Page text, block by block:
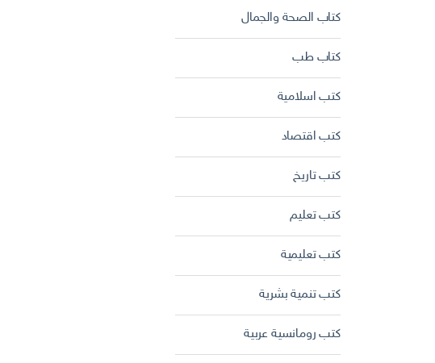
كتاب الصحة والجمال
كتاب طب
كتب اسلامية
كتب اقتصاد
كتب تاريخ
كتب تعليم
كتب تعليمية
كتب تنمية بشرية
كتب رومانسية عربية